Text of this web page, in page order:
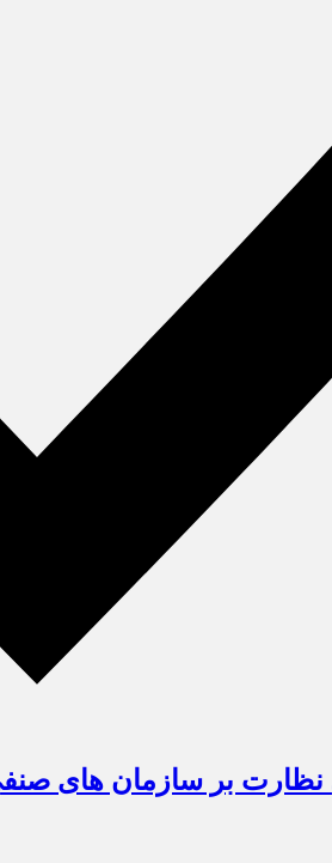
نظارت بر سازمان های